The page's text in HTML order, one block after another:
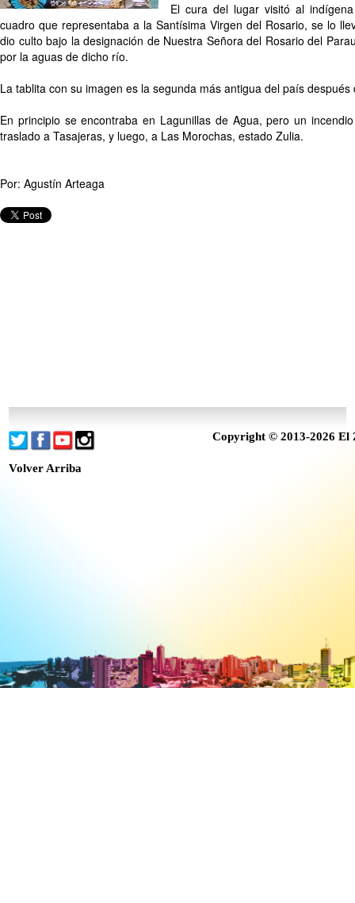
El cura del lugar visitó al
cuadro que representaba a la Santísima Virgen del Rosario, se lo
dio culto bajo la designación de Nuestra Señora del Rosario del
por la aguas de dicho río.
La tablita con su imagen es la segunda más antigua del país después
En principio se encontraba en Lagunillas de Agua, pero un
traslado a Tasajeras, y luego, a Las Morochas, estado Zulia.
Por: Agustín Arteaga
Copyright © 2013-2026 El
Volver Arriba